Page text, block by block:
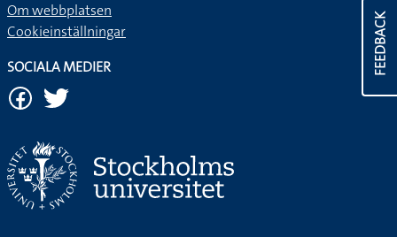
FEEDBACK
Om webbplatsen
Cookieinställningar
SOCIALA MEDIER